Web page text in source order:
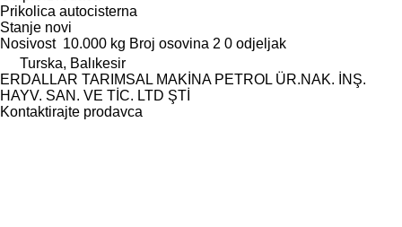
Prikolica autocisterna
Stanje novi
Nosivost 10.000 kg Broj osovina 2 0 odjeljak
Turska, Balıkesir
ERDALLAR TARIMSAL MAKİNA PETROL ÜR.NAK. İNŞ.
HAYV. SAN. VE TİC. LTD ŞTİ
Kontaktirajte prodavca